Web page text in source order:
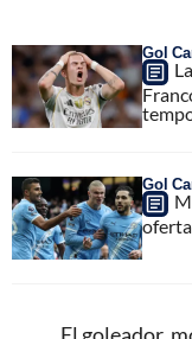
Gol
Gol
El goleador,